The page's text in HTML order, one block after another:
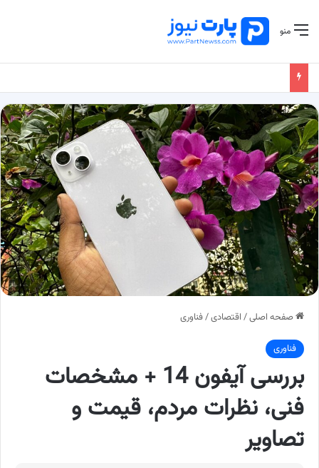
منو
صفحه اصلی/ اقتصادی/فناوری
فناوری
بررسی آیفون 14 + مشخصات
فنی، نظرات مردم، قیمت و
تصاویر